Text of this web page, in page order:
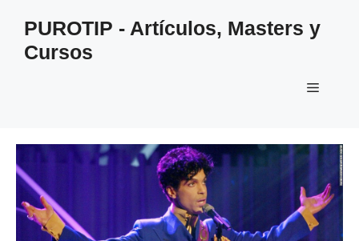
contenido
PUROTIP - Artículos, Masters y
Cursos
Menú